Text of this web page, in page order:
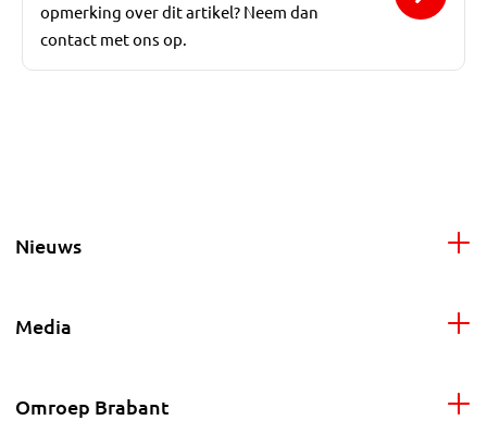
opmerking over dit artikel? Neem dan
contact met ons op.
Nieuws
Media
Omroep Brabant